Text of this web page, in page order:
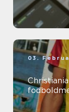
03.
Christiania trøjer